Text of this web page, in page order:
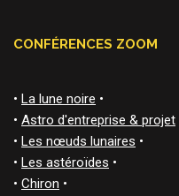
CONFÉRENCES ZOOM
• La lune noire •
• Astro d'entreprise & projet
• Les nœuds lunaires •
• Les astéroïdes •
• Chiron •